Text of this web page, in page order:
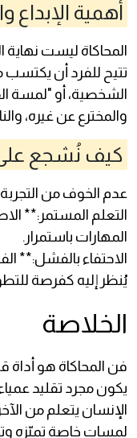
أهمية الإبداع
المحاكاة ليست نهاية
تتيح للفرد أن يكتسب
الشخصية، أو "لمسة
والمخترع عن غيره،
كيف نُشجع على
عدم الخوف من
التعلم المستمر:**
المهارات باستمرار.
الاحتفاء بالفشل:**
يُنظر إليه كفرصة
الخلاصة
فن المحاكاة هو أداة
يكون مجرد تقليد
الإنسان يتعلم من
لمسات خاصة تميّزه